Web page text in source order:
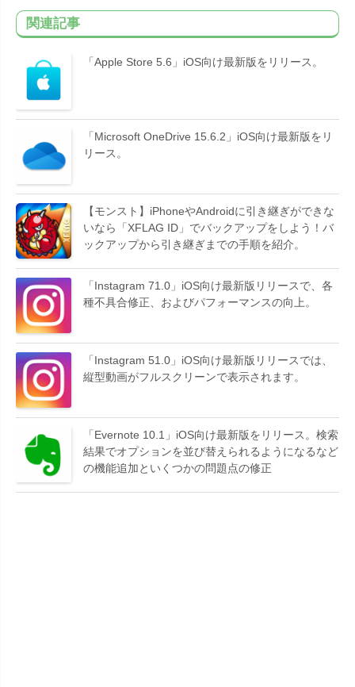
関連記事
「Apple Store 5.6」iOS向け最新版をリリース。
「Microsoft OneDrive 15.6.2」iOS向け最新版をリ
リース。
【モンスト】iPhoneやAndroidに引き継ぎができな
いなら「XFLAG ID」でバックアップをしよう！バ
ックアップから引き継ぎまでの手順を紹介。
「Instagram 71.0」iOS向け最新版リリースで、各
種不具合修正、およびパフォーマンスの向上。
「Instagram 51.0」iOS向け最新版リリースでは、
縦型動画がフルスクリーンで表示されます。
「Evernote 10.1」iOS向け最新版をリリース。検索
結果でオプションを並び替えられるようになるなど
の機能追加といくつかの問題点の修正